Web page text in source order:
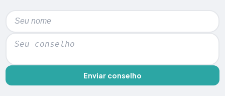
Enviar conselho